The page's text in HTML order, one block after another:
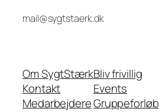
mail@sygtstaerk.dk
Om SygtStærk
Kontakt
Medarbejdere
Bliv frivillig
Events
Gruppeforløb